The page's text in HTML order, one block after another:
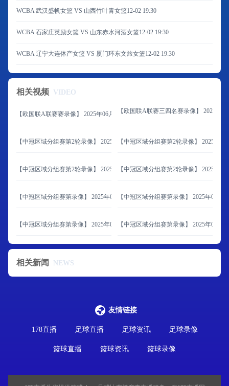
WCBA 武汉盛帆女篮 VS 山西竹叶青女篮12-02 19:30
WCBA 石家庄英励女篮 VS 山东赤水河酒女篮12-02 19:30
WCBA 辽宁大连体产女篮 VS 厦门环东文旅女篮12-02 19:30
相关视频 VIDEO
【欧国联A联赛赛录像】 2025年06月09日 西班牙vs葡萄牙【欧国联A联赛三四名赛录像】 2025年
【中冠区域分组赛第2轮录像】 2025年06月08日 山东球探vs延边体育学校
【中冠区域分组赛第2轮录像】 2025年
【中冠区域分组赛第2轮录像】 2025年06月08日 大连海青昌隆vs青岛追风少年
【中冠区域分组赛第2轮录像】 2025年
【中冠区域分组赛第录像】 2025年06月07日 北京通州鹏瑞通达vs内蒙古草上飞
【中冠区域分组赛第录像】 2025年06
【中冠区域分组赛第录像】 2025年06月07日 济南泉盛联合vs山西翔宇
【中冠区域分组赛第录像】 2025年06月
相关新闻 NEWS
友情链接
178直播 足球直播 足球资讯 足球录像
篮球直播 篮球资讯 篮球录像